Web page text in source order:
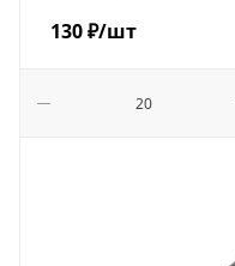
130₽/шт